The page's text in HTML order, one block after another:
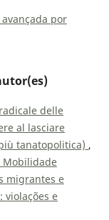
por
delle
al lasciare
tanatopolitica) ,
Mobilidade
migrantes e
violações e